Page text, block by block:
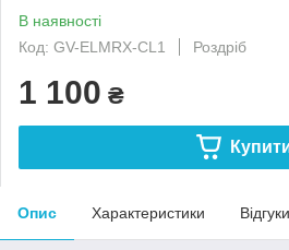
В наявності
Код: GV-ELMRX-CL1
Роздріб
1 100 ₴
Опис Характеристики